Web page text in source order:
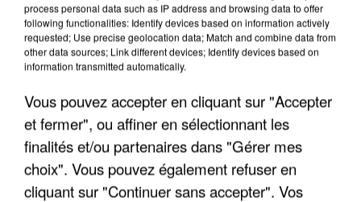
process personal data such as IP address and browsing data to offer
following functionalities: Identify devices based on information actively
requested; Use precise geolocation data; Match and combine data from
other data sources; Link different devices; Identify devices based on
information transmitted automatically.
Vous pouvez accepter en cliquant sur "Accepter
et fermer", ou affiner en sélectionnant les
finalités et/ou partenaires dans "Gérer mes
choix". Vous pouvez également refuser en
cliquant sur "Continuer sans accepter". Vos